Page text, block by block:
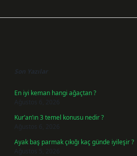
Son Yazılar
En iyi keman hangi ağaçtan ?
Ağustos 6, 2026
Kur’an’ın 3 temel konusu nedir ?
Ağustos 6, 2026
Ayak baş parmak çıkığı kaç günde iyileşir ?
Ağustos 5, 2026